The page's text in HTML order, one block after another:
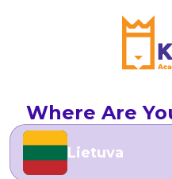
Where Are
Lietuva